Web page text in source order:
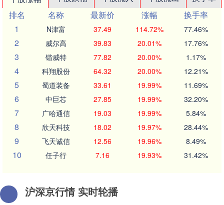
排名
名称 最新价 涨幅
换手率
1
N津富 37.49 114.72% 77.46%
2 威尔高 39.83 20.01% 17.76%
3 锴威特 77.82 20.00% 1.17%
4 科翔股份 64.32 20.00% 12.21%
5 蜀道装备 33.61 19.99% 11.69%
6 中巨芯 27.85 19.99% 32.20%
7 广哈通信 19.03 19.99% 5.84%
8 欣天科技 18.02 19.97% 28.44%
9 飞天诚信 12.56 19.96% 8.49%
10 任子行 7.16 19.93% 31.42%
沪深京行情 实时轮播